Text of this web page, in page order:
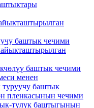
баштык чечими
баштык чечими
менен
баштык
пленкасынын чечими
түлүк баштыгынын